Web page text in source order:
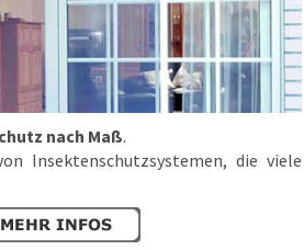
nach Maß.
Insektenschutzsystemen, die viele